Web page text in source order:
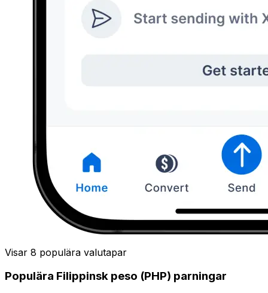
Visar 8 populära valutapar
Populära Filippinsk peso (PHP) parningar